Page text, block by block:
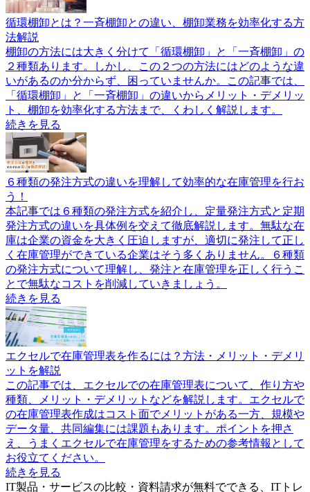
循環棚卸とは？一斉棚卸との違い、棚卸業務を効率化する方
法解説
棚卸の方法には大きく分けて「循環棚卸」と「一斉棚卸」の
２種類あります。しかし、この２つの方法にはどのような違
いがあるのか分からず、困っていませんか。この記事では、
「循環棚卸」と「一斉棚卸」の違いからメリット・デメリッ
ト、棚卸を効率化する方法まで、くわしく解説します。
続きを見る
６種類の発注方式の違いを理解して効率的な在庫管理を行お
う！
本記事では６種類の発注方式を紹介し、定量発注方式と定期
発注方式の違いを具体例を交えて徹底解説します。無駄な在
庫は企業の資金を大きく圧迫しますが、適切に発注して正し
く在庫管理ができている企業はそう多くありません。６種類
の発注方式について理解し、発注と在庫管理を正しく行うこ
とで無駄なコストを削減していきましょう。
続きを見る
エクセルで在庫管理表を作るには？方法・メリット・デメリ
ットを解説
この記事では、エクセルでの在庫管理表について、作り方や
種類、メリット・デメリットなどを解説します。エクセルで
の在庫管理表作成はコスト面でメリットがある一方、規模や
データ量、共同編集には課題もあります。ポイントを押さ
え、うまくエクセルで在庫管理をするための参考情報として
お役立てください。
続きを見る
IT製品・サービスの比較・資料請求が無料でできる、ITトレ